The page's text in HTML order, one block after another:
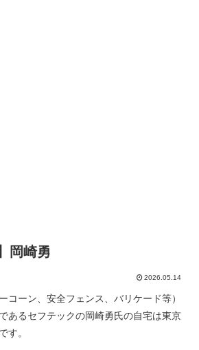
岡崎勇
2026.05.14
コーン、安全フェンス、バリケード等）
あるセフテックの岡崎勇氏の自宅は東京
す。